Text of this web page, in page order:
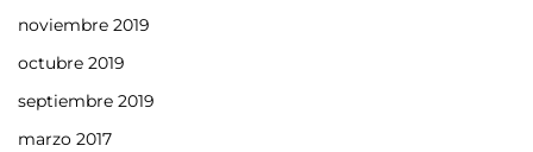
noviembre 2019
octubre 2019
septiembre 2019
marzo 2017